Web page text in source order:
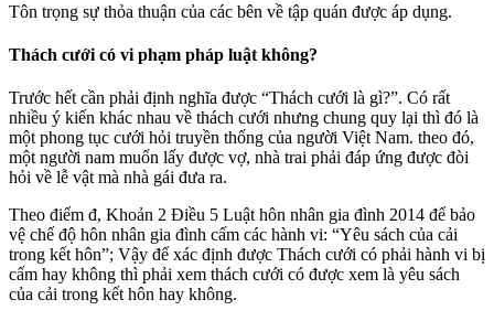
Tôn trọng sự thỏa thuận của các bên về tập quán được áp dụng.
Thách cưới có vi phạm pháp luật không?
Trước hết cần phải định nghĩa được “Thách cưới là gì?”. Có rất
nhiều ý kiến khác nhau về thách cưới nhưng chung quy lại thì đó là
một phong tục cưới hỏi truyền thống của người Việt Nam. theo đó,
một người nam muốn lấy được vợ, nhà trai phải đáp ứng được đòi
hỏi về lễ vật mà nhà gái đưa ra.
Theo điểm đ, Khoản 2 Điều 5 Luật hôn nhân gia đình 2014 để bảo
vệ chế độ hôn nhân gia đình cấm các hành vi: “Yêu sách của cải
trong kết hôn”; Vậy để xác định được Thách cưới có phải hành vi bị
cấm hay không thì phải xem thách cưới có được xem là yêu sách
của cải trong kết hôn hay không.